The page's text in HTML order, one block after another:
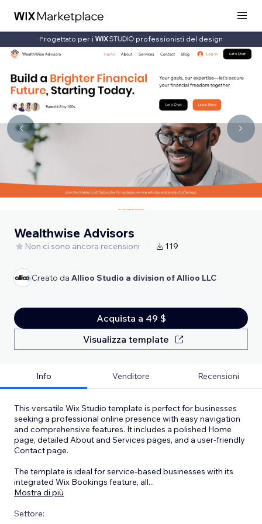
Progettato per i professionisti del design
Wealthwise Advisors
Non ci sono ancora recensioni 119
Creato da Allioo Studio a division of Allioo LLC
Acquista a 49 $
Visualizza template
Info Venditore Recensioni
This versatile Wix Studio template is perfect for businesses
seeking a professional online presence with easy navigation
and comprehensive features. It includes a polished Home
page, detailed About and Services pages, and a user-friendly
Contact page.
The template is ideal for service-based businesses with its
integrated Wix Bookings feature, all...
Mostra di più
Settore: